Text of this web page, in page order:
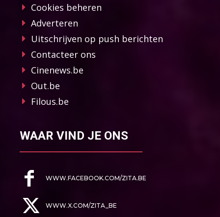
Cookies beheren
Adverteren
Uitschrijven op push berichten
Contacteer ons
Cinenews.be
Out.be
Filous.be
WAAR VIND JE ONS
WWW.FACEBOOK.COM/ZITA.BE
WWW.X.COM/ZITA_BE